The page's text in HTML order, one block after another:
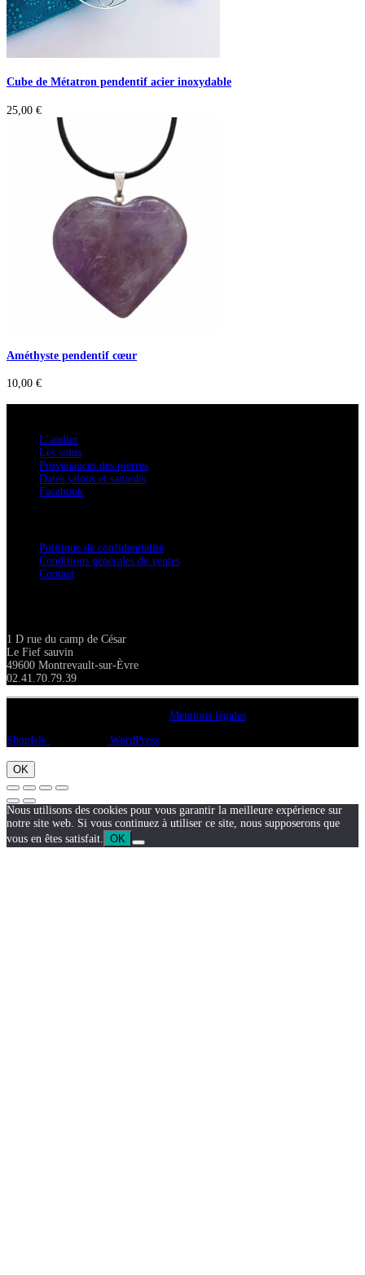
Cube de Métatron pendentif acier inoxydable
25,00 €
Améthyste pendentif cœur
10,00 €
L’atelier
Les soins
Provenances des pierres
Dates salons et samedis
Facebook
Politique de confidentialité
Conditions générales de ventes
Contact
1 D rue du camp de César
Le Fief sauvin
49600 Montrevault-sur-Èvre
02.41.70.79.39
Mentions légales
ShopIsle
WordPress
OK
Nous utilisons des cookies pour vous garantir la meilleure expérience sur
notre site web. Si vous continuez à utiliser ce site, nous supposerons que
vous en êtes satisfait.
OK